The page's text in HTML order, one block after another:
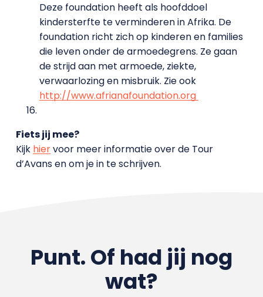
Deze foundation heeft als hoofddoel
kindersterfte te verminderen in Afrika. De
foundation richt zich op kinderen en families
die leven onder de armoedegrens. Ze gaan
de strijd aan met armoede, ziekte,
verwaarlozing en misbruik. Zie ook
http://www.afrianafoundation.org
Fiets jij mee?
Kijk hiervoor meer informatie over de Tour
d’Avans en om je in te schrijven.
Punt. Of had jij nog
wat?